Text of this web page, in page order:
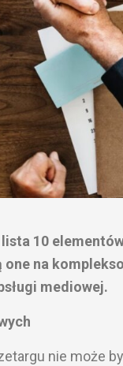
10
na
mediowej.
nie może